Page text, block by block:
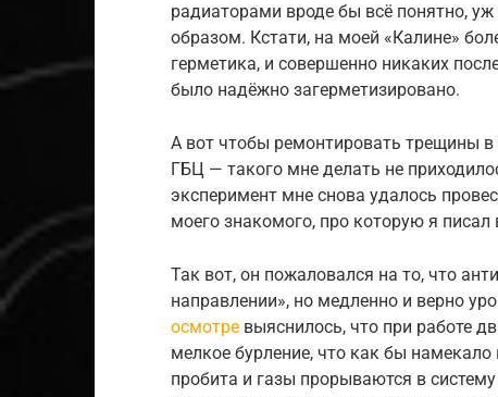
радиаторами вроде бы всё понятно,
образом. Кстати, на моей «Калине»
герметика, и совершенно никаких
было надёжно загерметизировано.
А вот чтобы ремонтировать трещины
ГБЦ — такого мне делать не
эксперимент мне снова удалось
моего знакомого, про которую я
Так вот, он пожаловался на то, что
направлении», но медленно и верно
осмотре выяснилось, что при работе
мелкое бурление, что как бы
пробита и газы прорываются в